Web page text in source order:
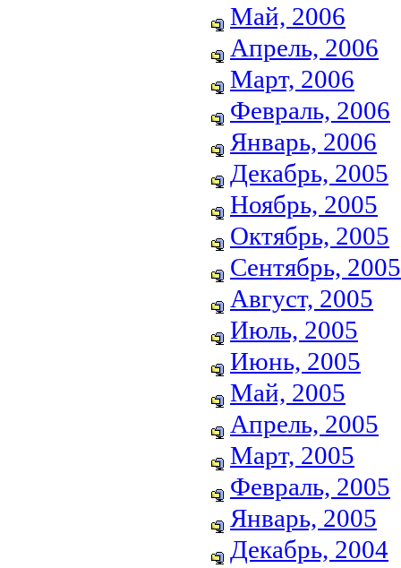
Май, 2006
Апрель, 2006
Март, 2006
Февраль, 2006
Январь, 2006
Декабрь, 2005
Ноябрь, 2005
Октябрь, 2005
Сентябрь, 2005
Август, 2005
Июль, 2005
Июнь, 2005
Май, 2005
Апрель, 2005
Март, 2005
Февраль, 2005
Январь, 2005
Декабрь, 2004